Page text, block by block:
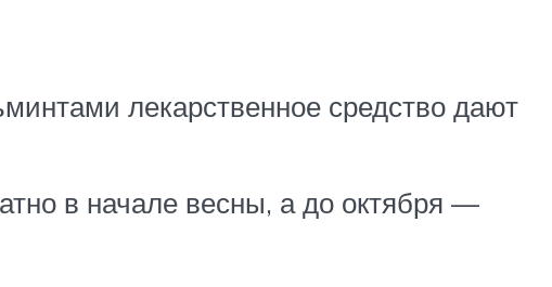
лекарственное средство дают
в начале весны, а до октября —